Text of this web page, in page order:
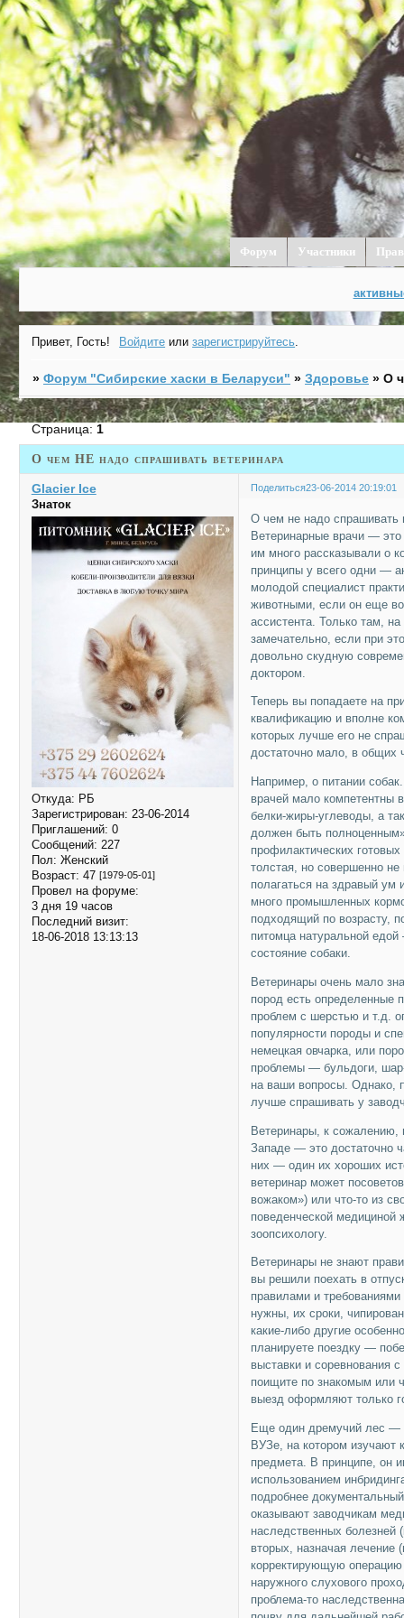
Форум Участники
Привет, Гость! Войдите илизарегистрируйтесь.
»Форум "Cибирские хаски в Беларуси" »Здоровье »О
О чем НЕ надо спрашивать ветеринара
Страница: 1
Поделиться23-06-2014 20:19:01
Glacier Ice
Знаток
Откуда: РБ
Зарегистрирован: 23-06-2014
Приглашений: 0
Сообщений: 227
Пол: Женский
Возраст: 47 [1979-05-01]
Провел на форуме:
3 дня 19 часов
Последний визит:
18-06-2018 13:13:13
О чем не надо спрашивать
Ветеринарные врачи —
им много рассказывали о
принципы у всего одни —
молодой специалист
животными, если он еще во
ассистента. Только там,
замечательно, если при
довольно скудную
доктором.
Теперь вы попадаете на
квалификацию и вполне
которых лучше его не
достаточно мало, в общих
Например, о питании
врачей мало компетентны
белки-жиры-углеводы, а
должен быть
профилактических
толстая, но совершенно
полагаться на здравый ум
много промышленных
подходящий по возрасту,
питомца натуральной
состояние собаки.
Ветеринары очень мало
пород есть определенные
проблем с шерстью и т.д.
популярности породы и
немецкая овчарка, или
проблемы — бульдоги, шар-
на ваши вопросы. Однако,
лучше спрашивать у
Ветеринары, к сожалению,
Западе — это достаточно
них — один их хороших
ветеринар может
вожаком») или что-то из
поведенческой
зоопсихологу.
Ветеринары не знают
вы решили поехать в
правилами и требованиями
нужны, их сроки,
какие-либо другие
планируете поездку —
выставки и соревнования
поищите по знакомым или
выезд оформляют только
Еще один дремучий лес —
ВУЗе, на котором изучают
предмета. В принципе, он
использованием
подробнее
оказывают заводчикам
наследственных
вторых, назначая лечение
корректирующую операцию
наружного слухового
проблема-то